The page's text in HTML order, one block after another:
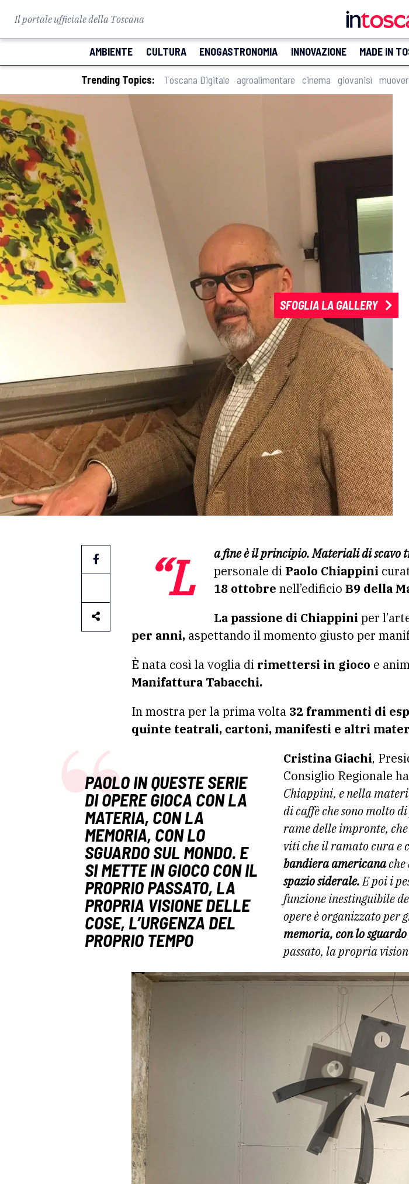
Il portale ufficiale della Toscana
AMBIENTE CULTURA ENOGASTRONOMIA INNOVAZIONE MADE IN
Trending Topics: Toscana Digitale agroalimentare cinema giovanisì
SFOGLIA LA GALLERY
“La fine è il principio. Materiali di
personale di Paolo Chiappini
18 ottobre nell’edificio B9 della
La passione di Chiappini per
per anni, aspettando il momento giusto per
È nata così la voglia di rimettersi in gioco e
Manifattura Tabacchi.
In mostra per la prima volta 32 frammenti di
quinte teatrali, cartoni, manifesti e altri
PAOLO IN QUESTE SERIE
DI OPERE GIOCA CON LA
MATERIA, CON LA
MEMORIA, CON LO
SGUARDO SUL MONDO. E
SI METTE IN GIOCO CON IL
PROPRIO PASSATO, LA
PROPRIA VISIONE DELLE
COSE, L’URGENZA DEL
PROPRIO TEMPO
Cristina Giachi,
Consiglio Regionale
Chiappini, e nella
di caffè che sono molto
rame delle impronte,
viti che il ramato cura e
bandiera americanache
spazio siderale.E poi i
funzione inestinguibile
opere è organizzato per
memoria, con lo
passato, la propria